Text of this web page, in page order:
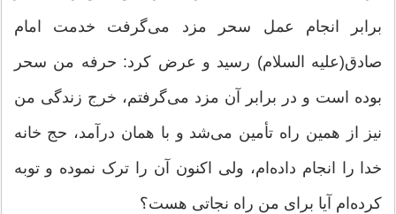
برابر انجام عمل سحر مزد می‌گرفت خدمت امام
صادق(علیه السلام) رسید و عرض کرد: حرفه من سحر
بوده است و در برابر آن مزد می‌گرفتم، خرج زندگی من
نیز از همین راه تأمین می‌شد و با همان درآمد، حج خانه
خدا را انجام داده‌ام، ولی اکنون آن را ترک نموده و توبه
کرده‌ام آیا برای من راه نجاتی هست؟